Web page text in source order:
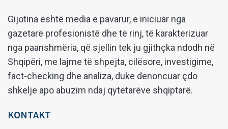
Gijotina është media e pavarur, e iniciuar nga
gazetarë profesionistë dhe të rinj, të karakterizuar
nga paanshmëria, që sjellin tek ju gjithçka ndodh në
Shqipëri, me lajme të shpejta, cilësore, investigime,
fact-checking dhe analiza, duke denoncuar çdo
shkelje apo abuzim ndaj qytetarëve shqiptarë.
KONTAKT